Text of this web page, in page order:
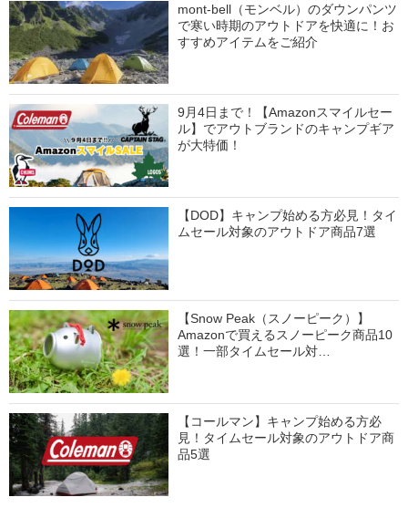
mont-bell（モンベル）のダウンパンツ
で寒い時期のアウトドアを快適に！お
すすめアイテムをご紹介
9月4日まで！【Amazonスマイルセー
ル】でアウトブランドのキャンプギア
が大特価！
【DOD】キャンプ始める方必見！タイ
ムセール対象のアウトドア商品7選
【Snow Peak（スノーピーク）】
Amazonで買えるスノーピーク商品10
選！一部タイムセール対…
【コールマン】キャンプ始める方必
見！タイムセール対象のアウトドア商
品5選